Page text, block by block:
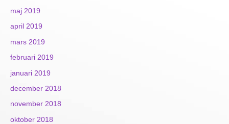
maj 2019
april 2019
mars 2019
februari 2019
januari 2019
december 2018
november 2018
oktober 2018